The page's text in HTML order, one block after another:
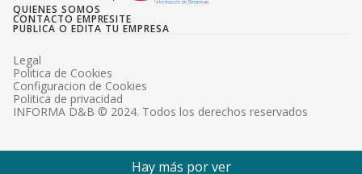
QUIENES SOMOS
CONTACTO EMPRESITE
PUBLICA O EDITA TU EMPRESA
INFORMA D&B © 2024. Todos los derechos reservados
Legal
Politica de Cookies
Configuracion de Cookies
Politica de privacidad
Hay más por ver